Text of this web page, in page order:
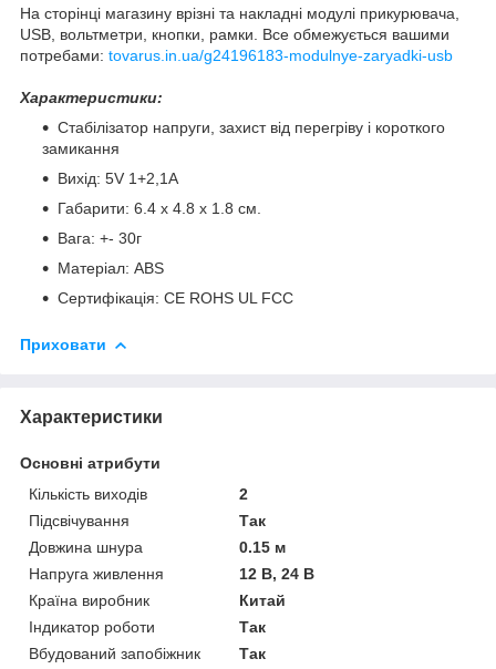
На сторінці магазину врізні та накладні модулі прикурювача,
USB, вольтметри, кнопки, рамки. Все обмежується вашими
потребами: tovarus.in.ua/g24196183-modulnye-zaryadki-usb
Характеристики:
Стабілізатор напруги, захист від перегріву і короткого
замикання
Вихід: 5V 1+2,1А
Габарити: 6.4 х 4.8 х 1.8 см.
Вага: +- 30г
Матеріал: ABS
Сертифікація: CE ROHS UL FCC
Приховати
Характеристики
Основні атрибути
Кількість виходів
2
Підсвічування
Так
Довжина шнура
0.15 м
Напруга живлення
12 В, 24 В
Країна виробник
Китай
Індикатор роботи
Так
Вбудований запобіжник
Так